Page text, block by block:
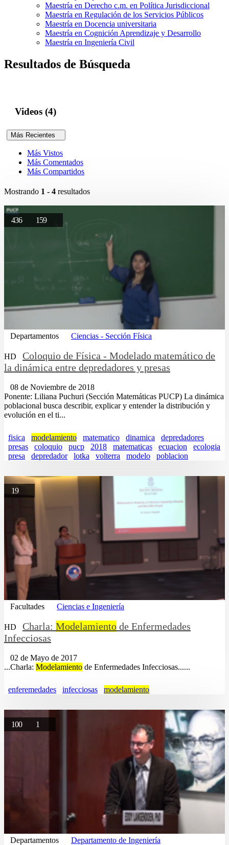
Maestría en Derecho c.m. en Política Jurisdiccional
Maestría en Regulación de los Servicios Públicos
Maestría en Docencia universitaria
Maestría en Cognición Aprendizaje y Desarrollo
Maestría en Ingeniería Civil
Resultados de Búsqueda
Videos (4)
Más Recientes
Más Vistos
Más Comentados
Más Compartidos
Mostrando 1 - 4 resultados
436 159
Departamentos Ciencias - Sección Física
HD
Coloquio de Física - Modelado matemático de
la dinámica entre depredadores y presas
08 de Noviembre de 2018
Ponente: Liliana Puchuri (Sección Matemáticas PUCP) La dinámica
poblacional busca describir, explicar y entender la distribución y
evolución en el ti...
fisica modelamiento matematico dinamica
depredadores
presas
coloquio pucp 2018 matematicas ecuacion
ecologia
presa
depredador lotka volterra modelo poblacion
19
Facultades Ciencias e Ingeniería
HD Charla: Modelamiento de Enfermedades
Infecciosas
02 de Mayo de 2017
...Charla: Modelamiento de Enfermedades Infecciosas......
enferemedades infecciosas modelamiento
100 1
Departamentos Departamento de Ingeniería